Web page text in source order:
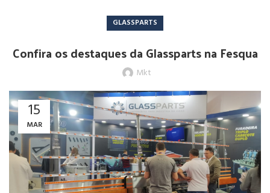
GLASSPARTS
Confira os destaques da Glassparts na Fesqua
Mkt
15
MAR